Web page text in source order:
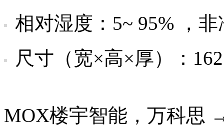
相对湿度：5~ 95% ，
尺寸（宽×高×厚）：
MOX楼宇智能，万科思